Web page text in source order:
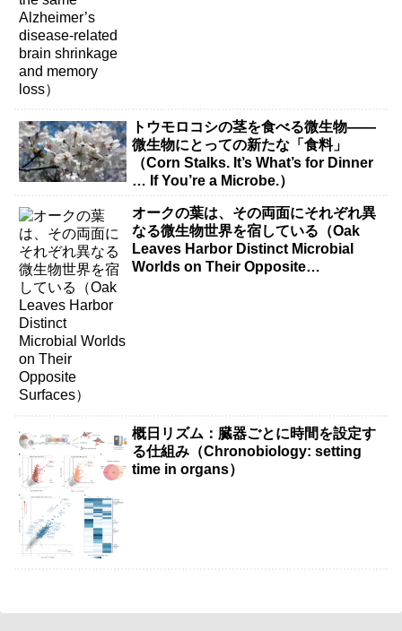
トウモロコシの茎を食べる微生物――
微生物にとっての新たな「食料」
（Corn Stalks. It’s What’s for Dinner
… If You’re a Microbe.）
オークの葉は、その両面にそれぞれ異
なる微生物世界を宿している（Oak
Leaves Harbor Distinct Microbial
Worlds on Their Opposite
概日リズム：臓器ごとに時間を設定す
る仕組み（Chronobiology: setting
time in organs）